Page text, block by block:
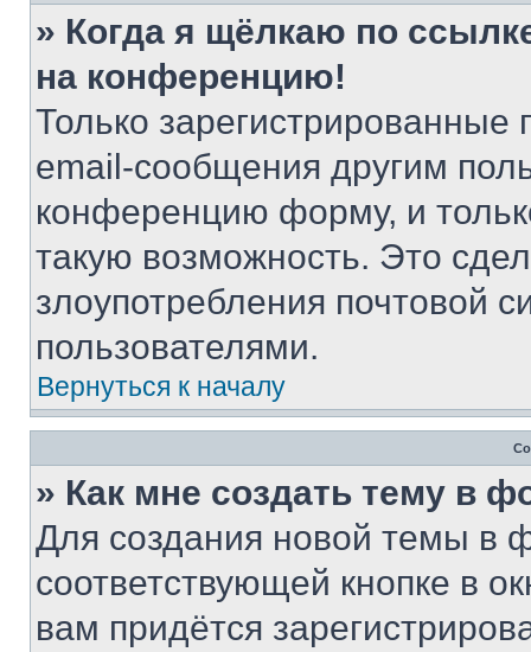
» Когда я щёлкаю по
на конференцию!
Только зарегистрированные
email-сообщения другим
конференцию форму, и
такую возможность. Это
злоупотребления почтовой
пользователями.
Вернуться к началу
» Как мне создать тему в
Для создания новой темы в
соответствующей кнопке в
вам придётся